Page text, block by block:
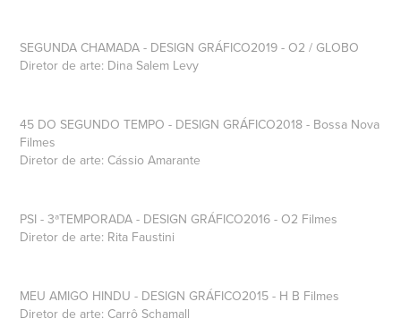
SEGUNDA CHAMADA - DESIGN GRÁFICO2019 - O2 / GLOBO
Diretor de arte: Dina Salem Levy
45 DO SEGUNDO TEMPO - DESIGN GRÁFICO2018 - Bossa Nova
Filmes
Diretor de arte: Cássio Amarante
PSI - 3ªTEMPORADA - DESIGN GRÁFICO2016 - O2 Filmes
Diretor de arte: Rita Faustini
MEU AMIGO HINDU - DESIGN GRÁFICO2015 - H B Filmes
Diretor de arte: Carrô Schamall